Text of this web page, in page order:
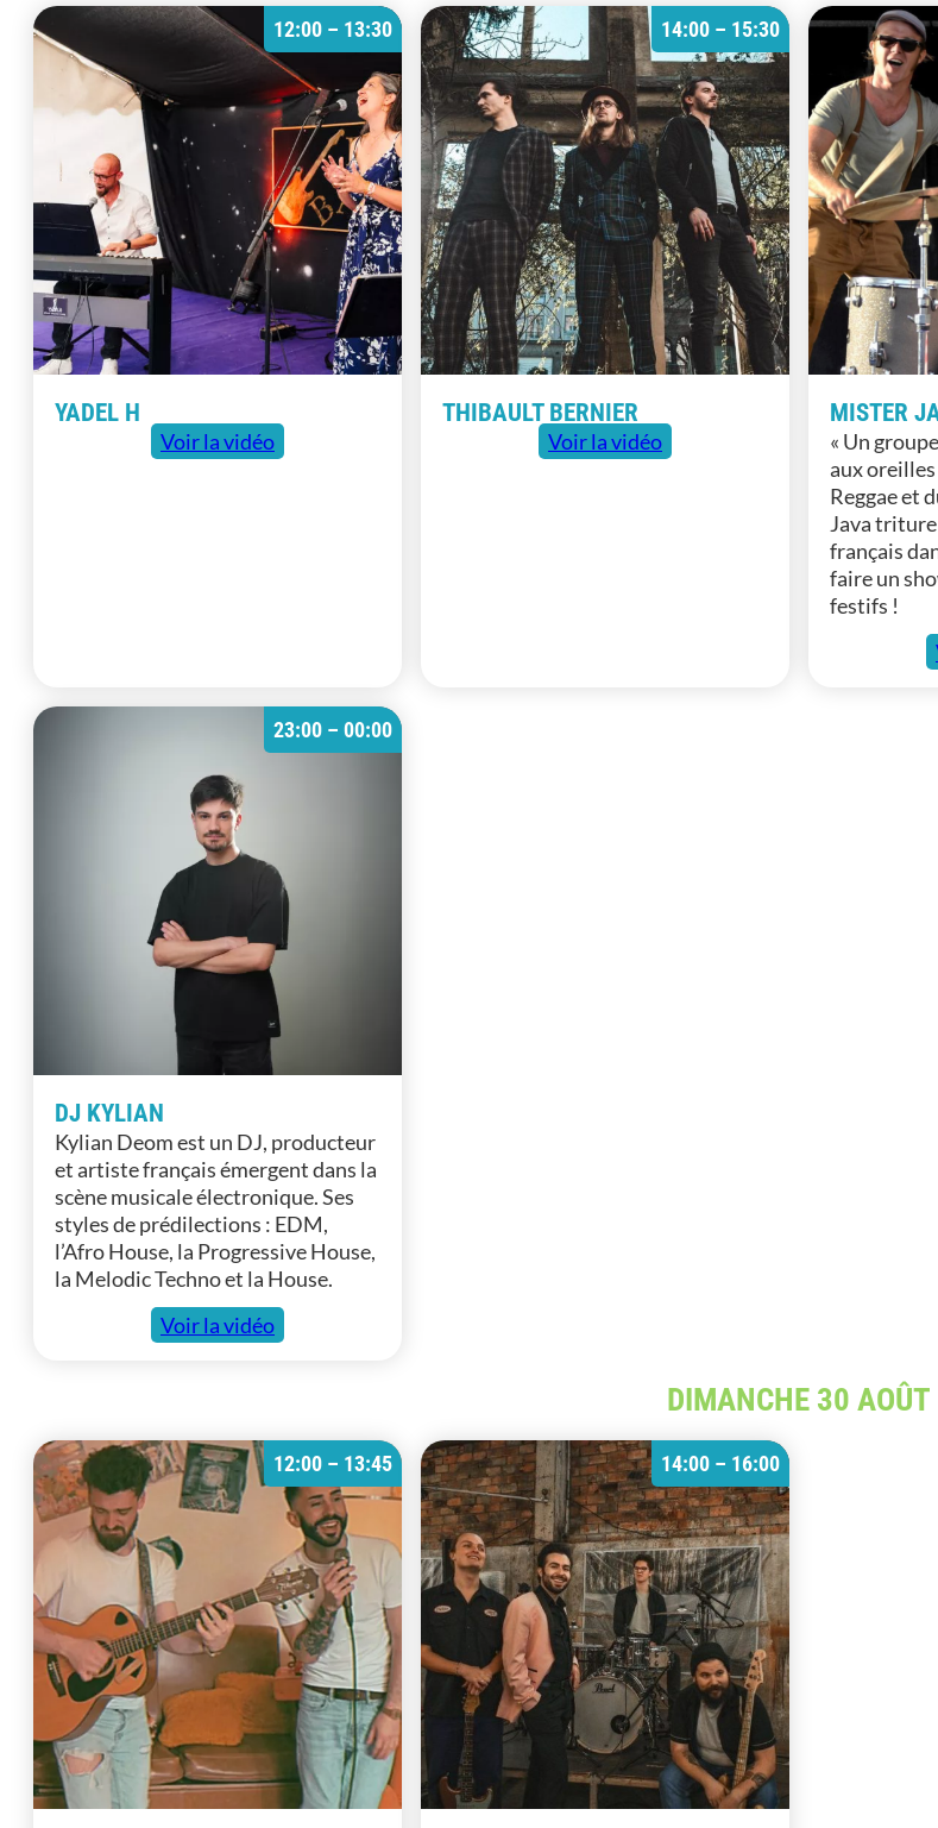
12:00 – 13:30
YADEL H
Voir la vidéo
14:00 – 15:30
THIBAULT BERNIER
Voir la vidéo
MISTER
« Un
aux oreilles
Reggae et
Java
français
faire un
festifs !
23:00 – 00:00
DJ KYLIAN
Kylian Deom est un DJ, producteur
et artiste français émergent dans la
scène musicale électronique. Ses
styles de prédilections : EDM,
l’Afro House, la Progressive House,
la Melodic Techno et la House.
Voir la vidéo
DIMANCHE 30 AOÛT
12:00 – 13:45 14:00 – 16:00